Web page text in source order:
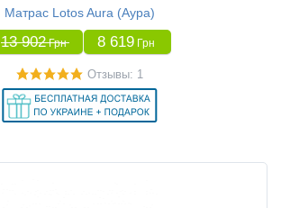
Матрас Lotos Aura (Аура)
13 902 Грн 8 619 Грн
Отзывы: 1